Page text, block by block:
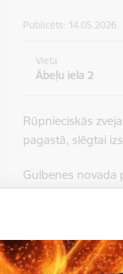
Publicēts: 14.05.2026.
Vieta
Ābeļu iela 2
Rūpnieciskās
pagastā, slēgtai
Gulbenes novada
ezerā, kas
Gulbenē,